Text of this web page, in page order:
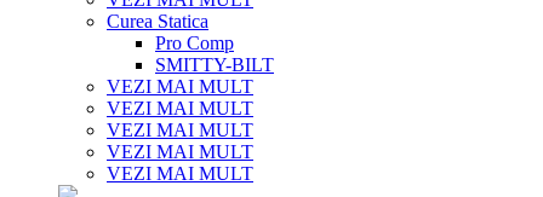
Curea Statica
Pro Comp
SMITTY-BILT
VEZI MAI MULT
VEZI MAI MULT
VEZI MAI MULT
VEZI MAI MULT
VEZI MAI MULT